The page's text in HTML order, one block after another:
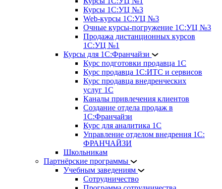
Курсы 1С:УЦ №3
Web-курсы 1С:УЦ №3
Очные курсы-погружение 1С:УЦ №3
Продажа дистанционных курсов
1С:УЦ №1
Курсы для 1С:Франчайзи
Курс подготовки продавца 1С
Курс продавца 1С:ИТС и сервисов
Курс продавца внедренческих
услуг 1С
Каналы привлечения клиентов
Создание отдела продаж в
1С:Франчайзи
Курс для аналитика 1С
Управление отделом внедрения 1С:
ФРАНЧАЙЗИ
Школьникам
Партнёрские программы
Учебным заведениям
Сотрудничество